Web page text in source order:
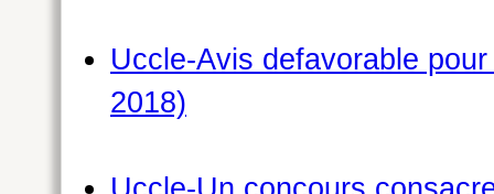
Uccle-Avis defavorable
2018)